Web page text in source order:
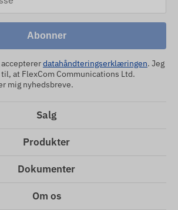
Abonner
datahåndteringserklæringen. Jeg
at FlexCom Communications Ltd.
mig nyhedsbreve.
Salg
Produkter
Dokumenter
Om os